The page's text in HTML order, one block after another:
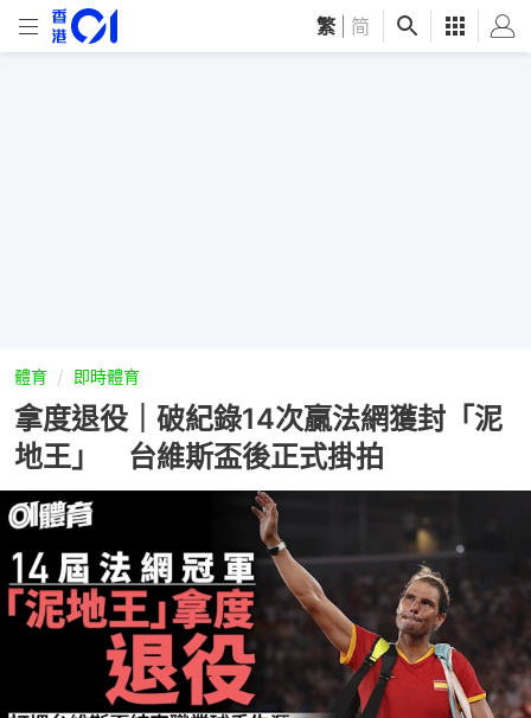
繁 简
體育 即時體育
拿度退役｜破紀錄14次贏法網獲封「泥
地王」 台維斯盃後正式掛拍